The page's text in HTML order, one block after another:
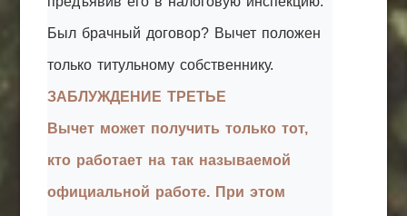
Был брачный договор? Вычет положен
только титульному собственнику.
ЗАБЛУЖДЕНИЕ ТРЕТЬЕ
Вычет может получить только тот,
кто работает на так называемой
официальной работе. При этом